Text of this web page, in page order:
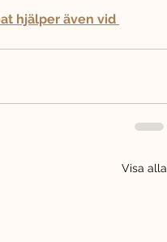
hjälper även vid
Visa alla